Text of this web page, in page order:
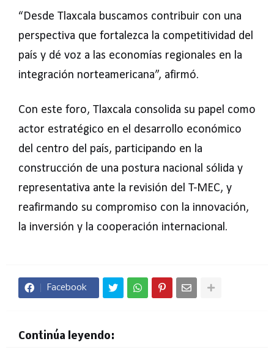
“Desde Tlaxcala buscamos contribuir con una
perspectiva que fortalezca la competitividad del
país y dé voz a las economías regionales en la
integración norteamericana”, afirmó.
Con este foro, Tlaxcala consolida su papel como
actor estratégico en el desarrollo económico
del centro del país, participando en la
construcción de una postura nacional sólida y
representativa ante la revisión del T-MEC, y
reafirmando su compromiso con la innovación,
la inversión y la cooperación internacional.
Facebook
Continúa leyendo: